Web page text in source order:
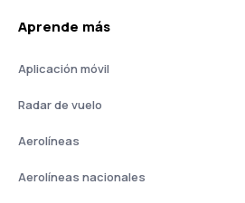
Aprende más
Aplicación móvil
Radar de vuelo
Aerolíneas
Aerolíneas nacionales